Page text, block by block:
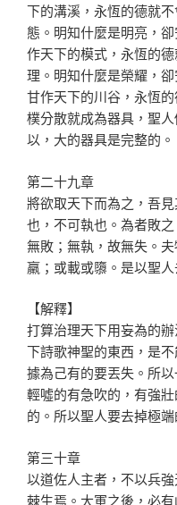
下的溝溪，永恆的德就
態。明知什麼是明亮，
作天下的模式，永恆的
理。明知什麼是榮耀，
甘作天下的川谷，永恆
樸分散就成為器具，聖
以，大的器具是完整的。
第二十九章
將欲取天下而為之，吾
也，不可執也。為者敗
無敗；無執，故無失。
羸；或載或隳。是以聖
【解釋】
打算治理天下用妄為的
下詩歌神聖的東西，是
據為己有的要丟失。所
輕噓的有急吹的，有強
的。所以聖人要去掉極
第三十章
以道佐人主者，不以兵強
棘生焉。大軍之後，必有